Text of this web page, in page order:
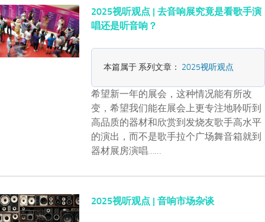
2025视听观点 | 去音响展究竟是看歌手演
唱还是听音响？
本篇属于 系列文章： 2025视听观点
希望新一年的展会，这种情况能有所改
变，希望我们能在展会上更专注地聆听到
高品质的器材和欣赏到发烧友歌手高水平
的演出，而不是歌手拉个广场舞音箱就到
器材展房演唱……
2025视听观点 | 音响市场杂谈